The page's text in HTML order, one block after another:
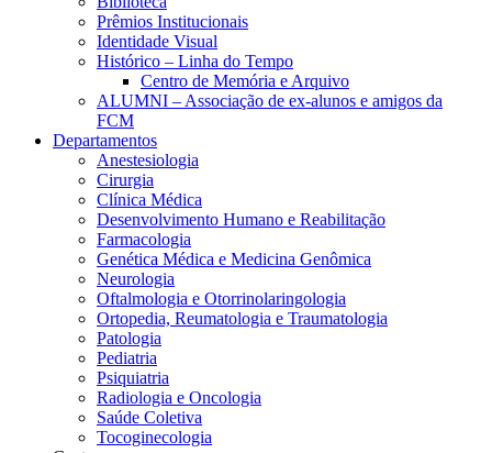
Prêmios Institucionais
Identidade Visual
Histórico – Linha do Tempo
Centro de Memória e Arquivo
ALUMNI – Associação de ex-alunos e amigos da
FCM
Departamentos
Anestesiologia
Cirurgia
Clínica Médica
Desenvolvimento Humano e Reabilitação
Farmacologia
Genética Médica e Medicina Genômica
Neurologia
Oftalmologia e Otorrinolaringologia
Ortopedia, Reumatologia e Traumatologia
Patologia
Pediatria
Psiquiatria
Radiologia e Oncologia
Saúde Coletiva
Tocoginecologia